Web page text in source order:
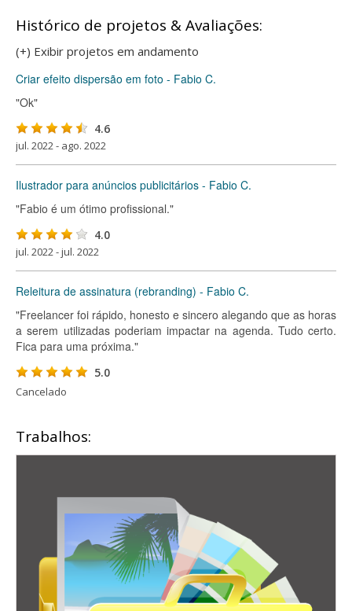
Histórico de projetos & Avaliações:
(+) Exibir projetos em andamento
Criar efeito dispersão em foto - Fabio C.
"Ok"
4.6
jul. 2022 - ago. 2022
Ilustrador para anúncios publicitários - Fabio C.
"Fabio é um ótimo profissional."
4.0
jul. 2022 - jul. 2022
Releitura de assinatura (rebranding) - Fabio C.
"Freelancer foi rápido, honesto e sincero alegando que as horas
a serem utilizadas poderiam impactar na agenda. Tudo certo.
Fica para uma próxima."
5.0
Cancelado
Trabalhos: